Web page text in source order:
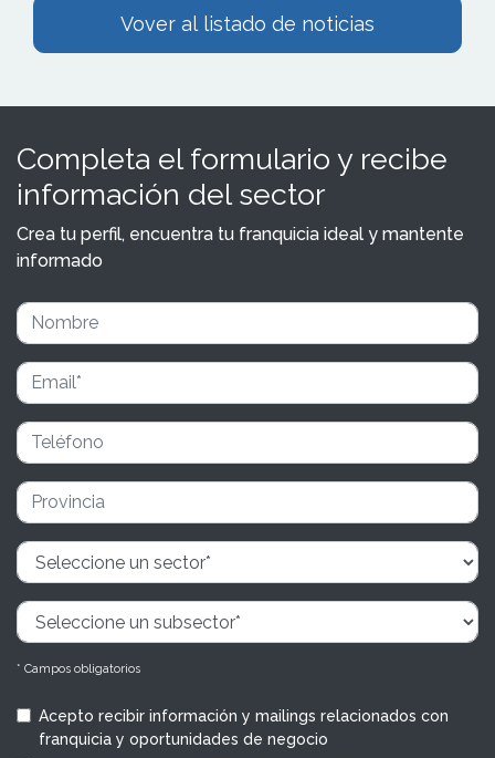
Vover al listado de noticias
Completa el formulario y recibe
información del sector
Crea tu perfil, encuentra tu franquicia ideal y mantente
informado
* Campos obligatorios
Acepto recibir información y mailings relacionados con
franquicia y oportunidades de negocio